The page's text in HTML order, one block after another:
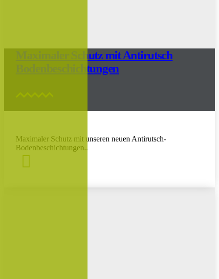
Maximaler Schutz mit Antirutsch
Bodenbeschichtungen
Maximaler Schutz mit unseren neuen Antirutsch-
Bodenbeschichtungen..